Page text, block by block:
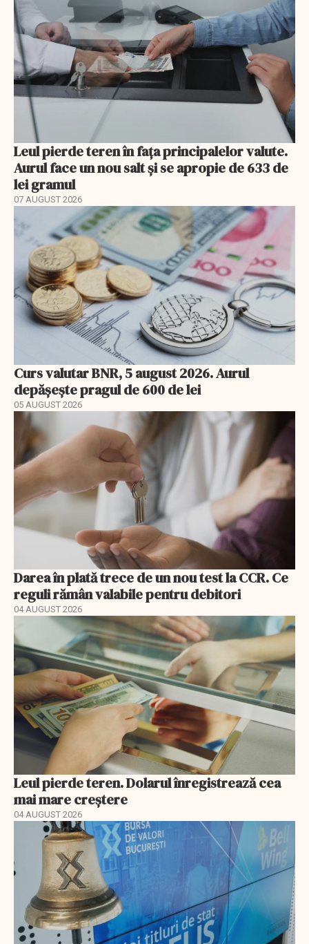
Leul pierde teren în fața principalelor valute.
Aurul face un nou salt și se apropie de 633 de
lei gramul
07 AUGUST 2026
Curs valutar BNR, 5 august 2026. Aurul
depășește pragul de 600 de lei
05 AUGUST 2026
Darea în plată trece de un nou test la CCR. Ce
reguli rămân valabile pentru debitori
04 AUGUST 2026
Leul pierde teren. Dolarul înregistrează cea
mai mare creștere
04 AUGUST 2026